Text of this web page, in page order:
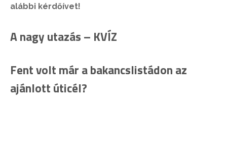
alábbi kérdőívet!
A nagy utazás – KVÍZ
Fent volt már a bakancslistádon az
ajánlott úticél?